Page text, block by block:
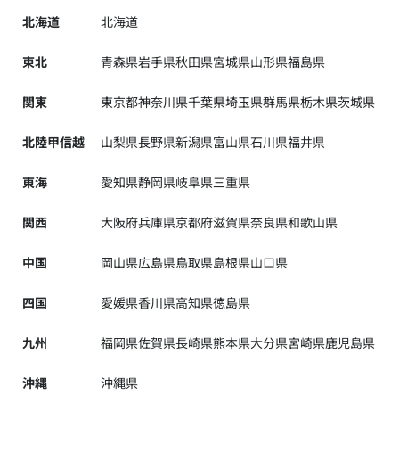
北海道 北海道
東北 青森県岩手県秋田県宮城県山形県福島県
関東 東京都神奈川県千葉県埼玉県群馬県栃木県茨城県
北陸甲信越 山梨県長野県新潟県富山県石川県福井県
東海 愛知県静岡県岐阜県三重県
関西 大阪府兵庫県京都府滋賀県奈良県和歌山県
中国 岡山県広島県鳥取県島根県山口県
四国 愛媛県香川県高知県徳島県
九州 福岡県佐賀県長崎県熊本県大分県宮崎県鹿児島県
沖縄 沖縄県